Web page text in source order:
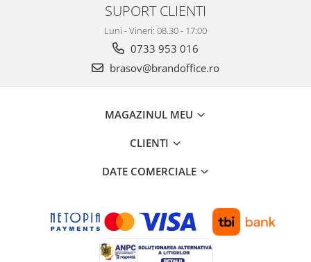
Apa si bauturi racoritoare
Cafea, ceai, zahar, lapte
Seturi si accesorii pentru vin
Rucsacuri
Trollere, genti si accesorii de voiaj
SUPORT CLIENTI
Luni - Vineri: 08.30 - 17:00
0733 953 016
brasov@brandoffice.ro
MAGAZINUL MEU
CLIENTI
DATE COMERCIALE